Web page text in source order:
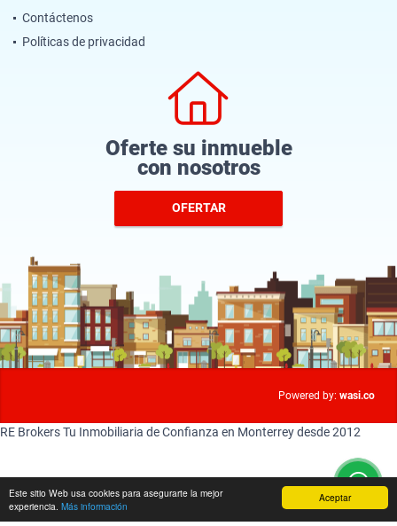
Aceptar
Este sitio Web usa cookies para asegurarte la mejor
experiencia. Más información
Contáctenos
Políticas de privacidad
Oferte su inmueble
con nosotros
OFERTAR
Powered by: wasi.co
RE Brokers Tu Inmobiliaria de Confianza en Monterrey desde 2012